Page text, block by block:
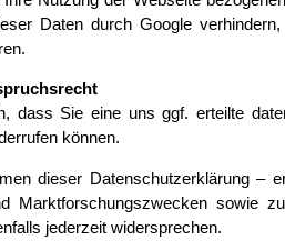
Daten durch Google
dass Sie eine uns ggf. erteilte
können.
dieser Datenschutzerklärung –
Marktforschungszwecken sowie
jederzeit widersprechen.